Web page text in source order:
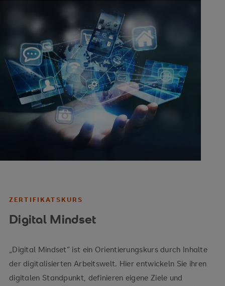
ZERTIFIKATSKURS
Digital Mindset
„Digital Mindset“ ist ein Orientierungskurs durch Inhalte
der digitalisierten Arbeitswelt. Hier entwickeln Sie ihren
digitalen Standpunkt, definieren eigene Ziele und